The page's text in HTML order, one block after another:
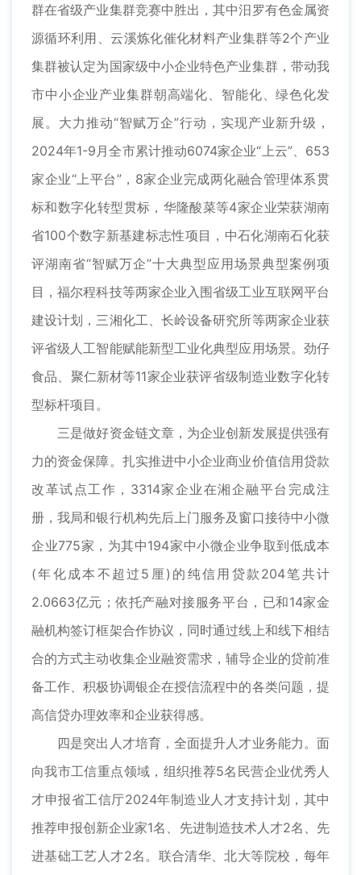
群在省级产业集群竞赛中胜出，其中汨罗有色金属资
源循环利用、云溪炼化催化材料产业集群等2个产业
集群被认定为国家级中小企业特色产业集群，带动我
市中小企业产业集群朝高端化、智能化、绿色化发
展。大力推动“智赋万企”行动，实现产业新升级，
2024年1-9月全市累计推动6074家企业“上云”、653
家企业“上平台”，8家企业完成两化融合管理体系贯
标和数字化转型贯标，华隆酸菜等4家企业荣获湖南
省100个数字新基建标志性项目，中石化湖南石化获
评湖南省“智赋万企”十大典型应用场景典型案例项
目，福尔程科技等两家企业入围省级工业互联网平台
建设计划，三湘化工、长岭设备研究所等两家企业获
评省级人工智能赋能新型工业化典型应用场景。劲仔
食品、聚仁新材等11家企业获评省级制造业数字化转
型标杆项目。
三是做好资金链文章，为企业创新发展提供强有
力的资金保障。扎实推进中小企业商业价值信用贷款
改革试点工作，3314家企业在湘企融平台完成注
册，我局和银行机构先后上门服务及窗口接待中小微
企业775家，为其中194家中小微企业争取到低成本
(年化成本不超过5厘)的纯信用贷款204笔共计
2.0663亿元；依托产融对接服务平台，已和14家金
融机构签订框架合作协议，同时通过线上和线下相结
合的方式主动收集企业融资需求，辅导企业的贷前准
备工作、积极协调银企在授信流程中的各类问题，提
高信贷办理效率和企业获得感。
四是突出人才培育，全面提升人才业务能力。面
向我市工信重点领域，组织推荐5名民营企业优秀人
才申报省工信厅2024年制造业人才支持计划，其中
推荐申报创新企业家1名、先进制造技术人才2名、先
进基础工艺人才2名。联合清华、北大等院校，每年